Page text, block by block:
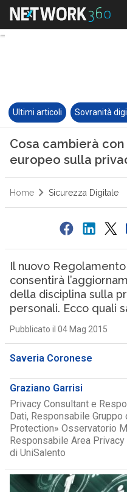
Ultimi articoli Sovranità
Cosa cambierà
europeo sulla
Home Sicurezza Digitale
Il nuovo
consentirà
della disciplina sulla
personali. Ecco quali
Pubblicato il 04 Mag 2015
Saveria Coronese
Graziano Garrisi
Privacy Consultant e
Dati, Responsabile
Protection» Osservatorio
Responsabile Area
di UniSalento